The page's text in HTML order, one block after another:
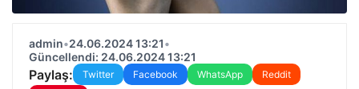
admin•24.06.2024 13:21•
Güncellendi: 24.06.2024 13:21
Paylaş: Twitter Facebook WhatsApp
Reddit